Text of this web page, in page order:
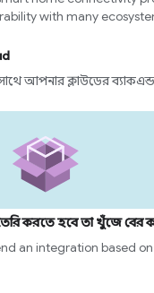
with many
সাথে আপনার ক্লাউডের
করতে হবে তা খুঁজে বের
an integration based